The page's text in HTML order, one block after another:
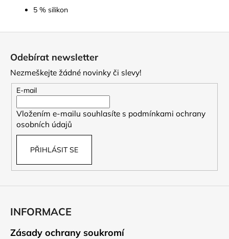
5 % silikon
Odebírat newsletter
Nezmeškejte žádné novinky či slevy!
E-mail
Vložením e-mailu souhlasíte s podmínkami ochrany
osobních údajů
PŘIHLÁSIT SE
INFORMACE
Zásady ochrany soukromí